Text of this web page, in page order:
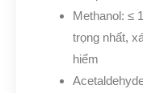
Methanol: ≤
trọng nhất,
hiểm